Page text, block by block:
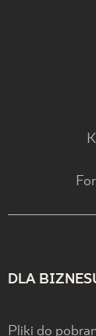
DLA
Pliki do